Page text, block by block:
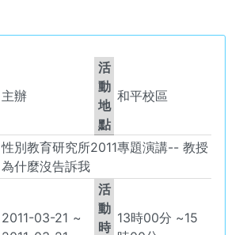
主辦
活
動
地
點
和平校區
性別教育研究所2011專題演講-- 教授
為什麼沒告訴我
2011-03-21 ~
活
動
時
13時00 分 ~15